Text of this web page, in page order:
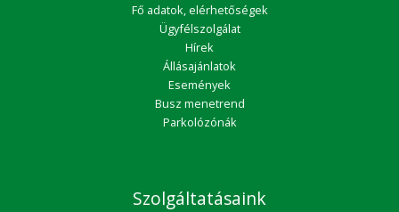
Fő adatok, elérhetőségek
Ügyfélszolgálat
Hírek
Állásajánlatok
Események
Busz menetrend
Parkolózónák
Szolgáltatásaink